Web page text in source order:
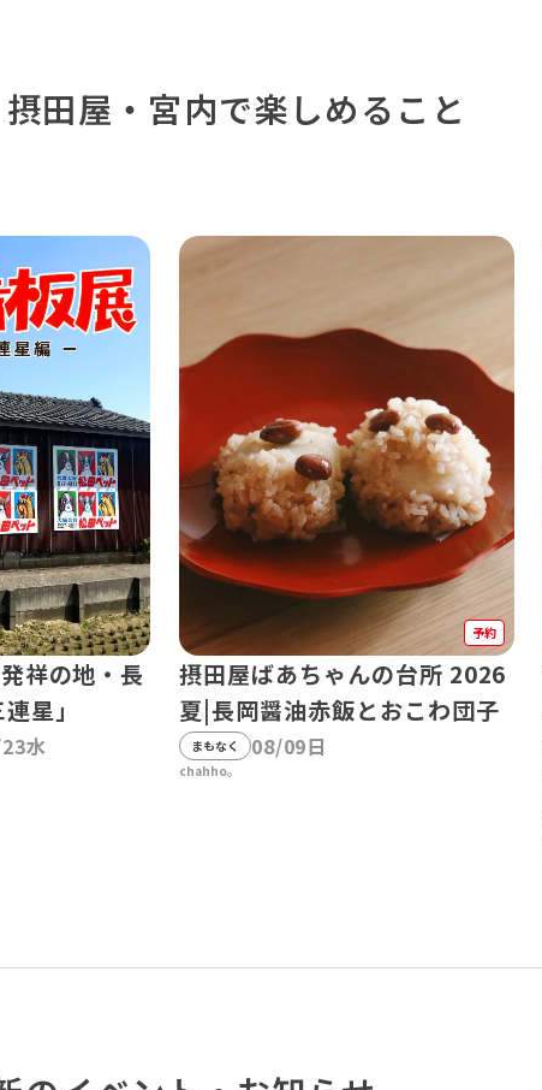
摂田屋・宮内で楽しめること
祥の地・長
星」
水
摂田屋ばあちゃんの台所 2026
夏|長岡醤油赤飯とおこわ団子
まもなく 08/09日
chahho。
予約